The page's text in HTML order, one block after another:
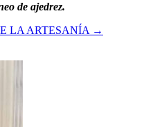
de ajedrez.
LA ARTESANÍA →